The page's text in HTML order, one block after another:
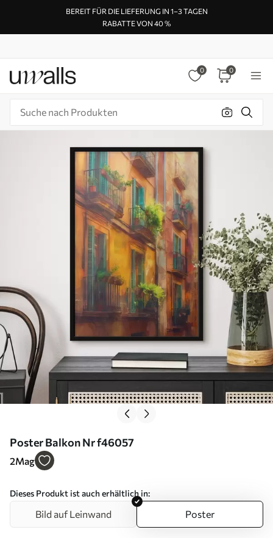
BEREIT FÜR DIE LIEFERUNG IN 1–3 TAGEN
RABATTE VON 40 %
0 0
Poster Balkon Nr f46057
2Mag
Dieses Produkt ist auch erhältlich in:
Bild auf Leinwand Poster